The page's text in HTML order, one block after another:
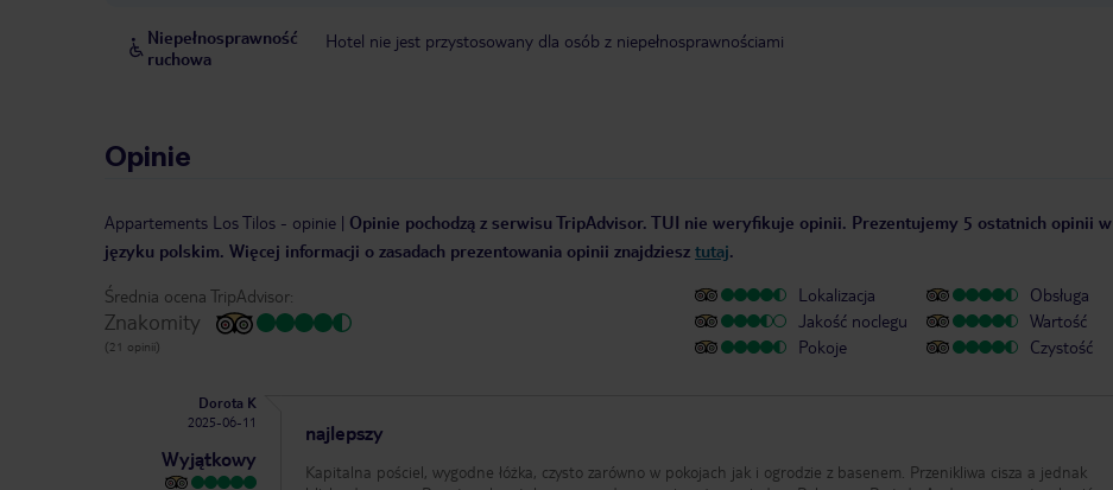
Niepełnosprawność
ruchowa
Hotel nie jest przystosowany dla osób z niepełnosprawnościami
Opinie
Appartements Los Tilos - opinie | Opinie pochodzą z serwisu TripAdvisor. TUI nie weryfikuje opinii. Prezentujemy 5 ostatnich opinii w
języku polskim. Więcej informacji o zasadach prezentowania opinii znajdziesz tutaj.
Średnia ocena TripAdvisor:
Znakomity
(21 opinii)
Lokalizacja
Jakość noclegu
Pokoje
Obsługa
Wartość
Czystość
Dorota K
2025-06-11
Wyjątkowy
najlepszy
Kapitalna pościel, wygodne łóżka, czysto zarówno w pokojach jak i ogrodzie z basenem. Przenikliwa cisza a jednak